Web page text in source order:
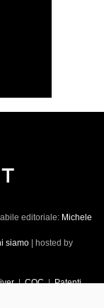
editoriale: Michele
siamo| hosted by
|CQC|Patenti